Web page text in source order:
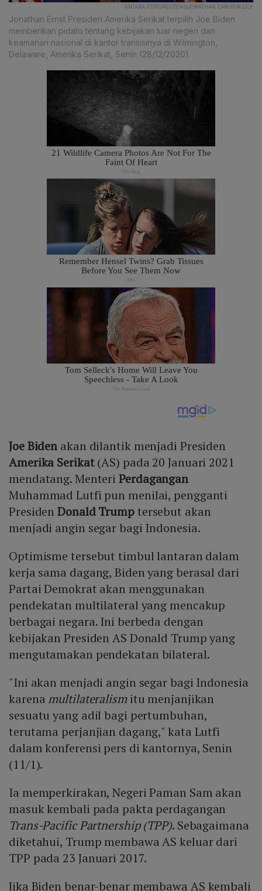
ANTARA FOTO/REUTERS/JONATHAN ERNST/NZ/CF
Jonathan Ernst Presiden Amerika Serikat terpilih Joe Biden
memberikan pidato tentang kebijakan luar negeri dan
keamanan nasional di kantor transisinya di Wilmington,
Delaware, Amerika Serikat, Senin (28/12/2020).
Joe Biden akan dilantik menjadi Presiden
Amerika Serikat(AS) pada 20 Januari 2021
mendatang. MenteriPerdagangan
Muhammad Lutfi pun menilai, pengganti
PresidenDonald Trumptersebut akan
menjadi angin segar bagi Indonesia.
Optimisme tersebut timbul lantaran dalam
kerja sama dagang, Biden yang berasal dari
Partai Demokrat akan menggunakan
pendekatan multilateral yang mencakup
berbagai negara. Ini berbeda dengan
kebijakan Presiden AS Donald Trump yang
mengutamakan pendekatan bilateral.
"Ini akan menjadi angin segar bagi Indonesia
karena multilateralismitu menjanjikan
sesuatu yang adil bagi pertumbuhan,
terutama perjanjian dagang," kata Lutfi
dalam konferensi pers di kantornya, Senin
(11/1).
Ia memperkirakan, Negeri Paman Sam akan
masuk kembali pada pakta perdagangan
Trans-Pacific Partnership (TPP). Sebagaimana
diketahui, Trump membawa AS keluar dari
TPP pada 23 Januari 2017.
Jika Biden benar-benar membawa AS kembali